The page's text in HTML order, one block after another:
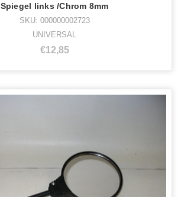
Spiegel links /Chrom 8mm
SKU: 000000002723
UNIVERSAL
€12,85